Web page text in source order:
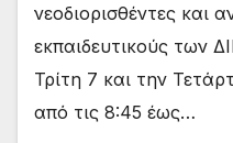
νεοδιορισθέντες και
εκπαιδευτικούς των
Τρίτη 7 και την
από τις 8:45 έως…